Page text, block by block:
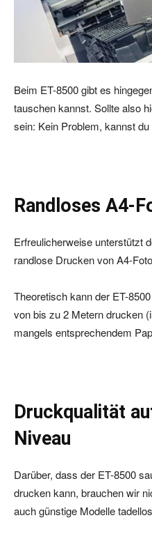
Beim ET-8500 gibt es
tauschen kannst. Sollte also
sein: Kein Problem, kannst
Randloses A4-
Erfreulicherweise unterstützt
randlose Drucken von A4-
Theoretisch kann der ET-
von bis zu 2 Metern drucken
mangels entsprechendem
Druckqualität
Niveau
Darüber, dass der ET-8500
drucken kann, brauchen wir
auch günstige Modelle